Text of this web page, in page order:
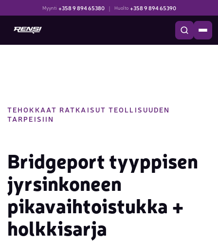
Myynti +358 9 894 65380 | Huolto +358 9 894 65390
TEHOKKAAT RATKAISUT TEOLLISUUDEN
TARPEISIIN
Bridgeport tyyppisen
jyrsinkoneen
pikavaihtoistukka +
holkkisarja